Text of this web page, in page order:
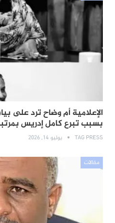
الإعلامية أم وضاح ترد على
بسبب تبرع كامل إدريس
TAG PRESS يوليو 14, 2026
مقالات